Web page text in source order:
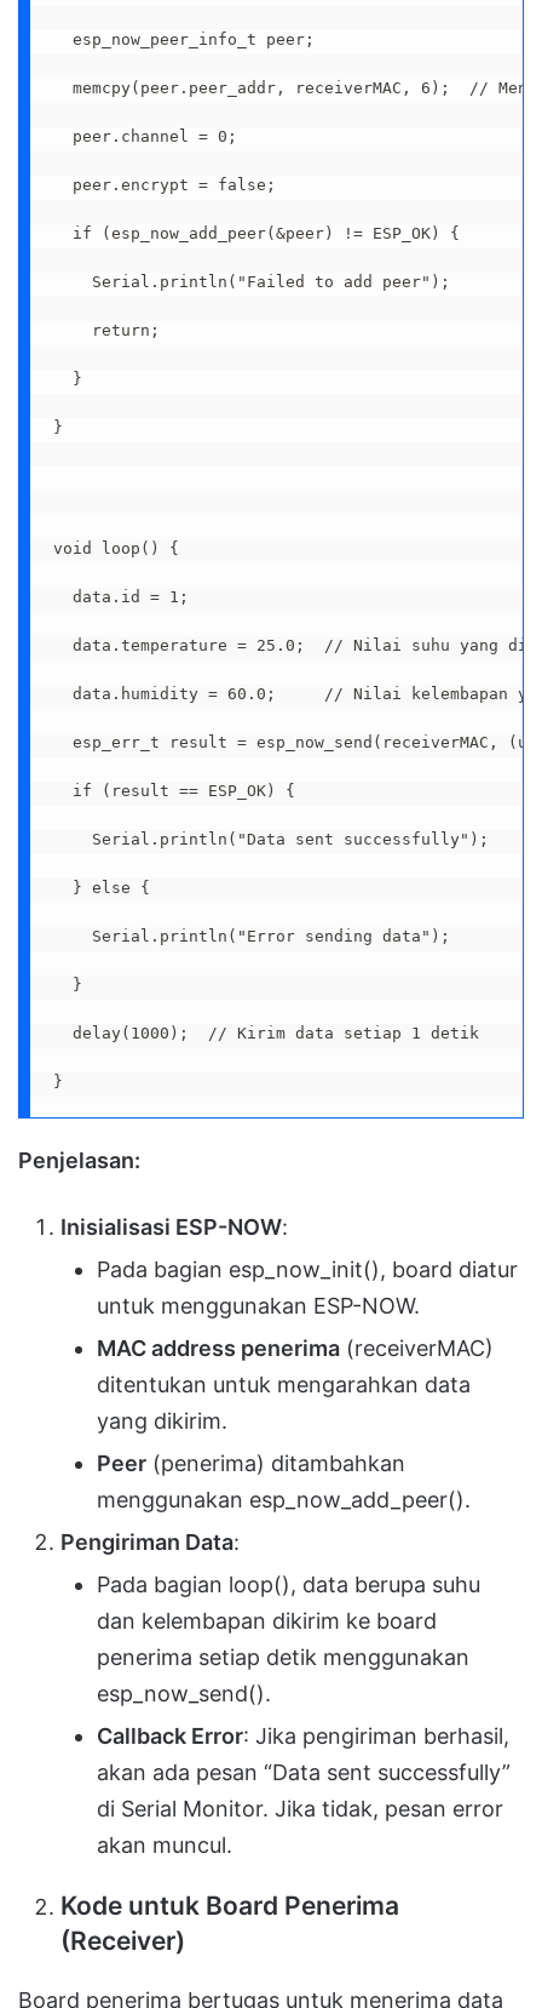
esp_now_peer_info_t peer;
memcpy(peer.peer_addr, receiverMAC, 6);  //
peer.channel = 0;
peer.encrypt = false;
if (esp_now_add_peer(&peer) != ESP_OK) {
Serial.println("Failed to add peer");
return;
}
}
void loop() {
data.id = 1;
data.temperature = 25.0;  // Nilai suhu yang
data.humidity = 60.0;     // Nilai kelembapan
esp_err_t result = esp_now_send(receiverMAC,
if (result == ESP_OK) {
Serial.println("Data sent successfully");
} else {
Serial.println("Error sending data");
}
delay(1000);  // Kirim data setiap 1 detik
}
Penjelasan:
Inisialisasi ESP-NOW:
Pada bagian esp_now_init(), board diatur
untuk menggunakan ESP-NOW.
MAC address penerima (receiverMAC)
ditentukan untuk mengarahkan data
yang dikirim.
Peer (penerima) ditambahkan
menggunakan esp_now_add_peer().
Pengiriman Data:
Pada bagian loop(), data berupa suhu
dan kelembapan dikirim ke board
penerima setiap detik menggunakan
esp_now_send().
Callback Error: Jika pengiriman berhasil,
akan ada pesan “Data sent successfully”
di Serial Monitor. Jika tidak, pesan error
akan muncul.
Kode untuk Board Penerima
(Receiver)
Board penerima bertugas untuk menerima data